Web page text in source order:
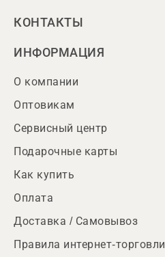
КОНТАКТЫ
ИНФОРМАЦИЯ
О компании
Оптовикам
Сервисный центр
Подарочные карты
Как купить
Оплата
Доставка / Самовывоз
Правила интернет-торговли